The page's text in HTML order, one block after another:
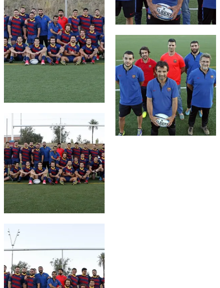
FC Barcelona club badge
FC Barcelona club badge
FC Barcelona club badge